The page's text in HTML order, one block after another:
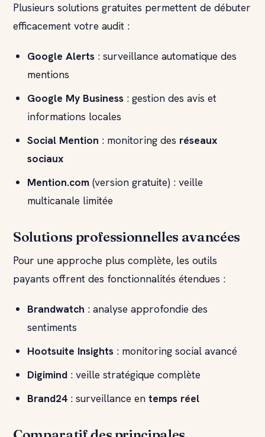
Plusieurs solutions gratuites permettent de débuter
efficacement votre audit :
Google Alerts : surveillance automatique des
mentions
Google My Business : gestion des avis et
informations locales
Social Mention : monitoring des réseaux
sociaux
Mention.com (version gratuite) : veille
multicanale limitée
Solutions professionnelles avancées
Pour une approche plus complète, les outils
payants offrent des fonctionnalités étendues :
Brandwatch : analyse approfondie des
sentiments
Hootsuite Insights : monitoring social avancé
Digimind : veille stratégique complète
Brand24 : surveillance en temps réel